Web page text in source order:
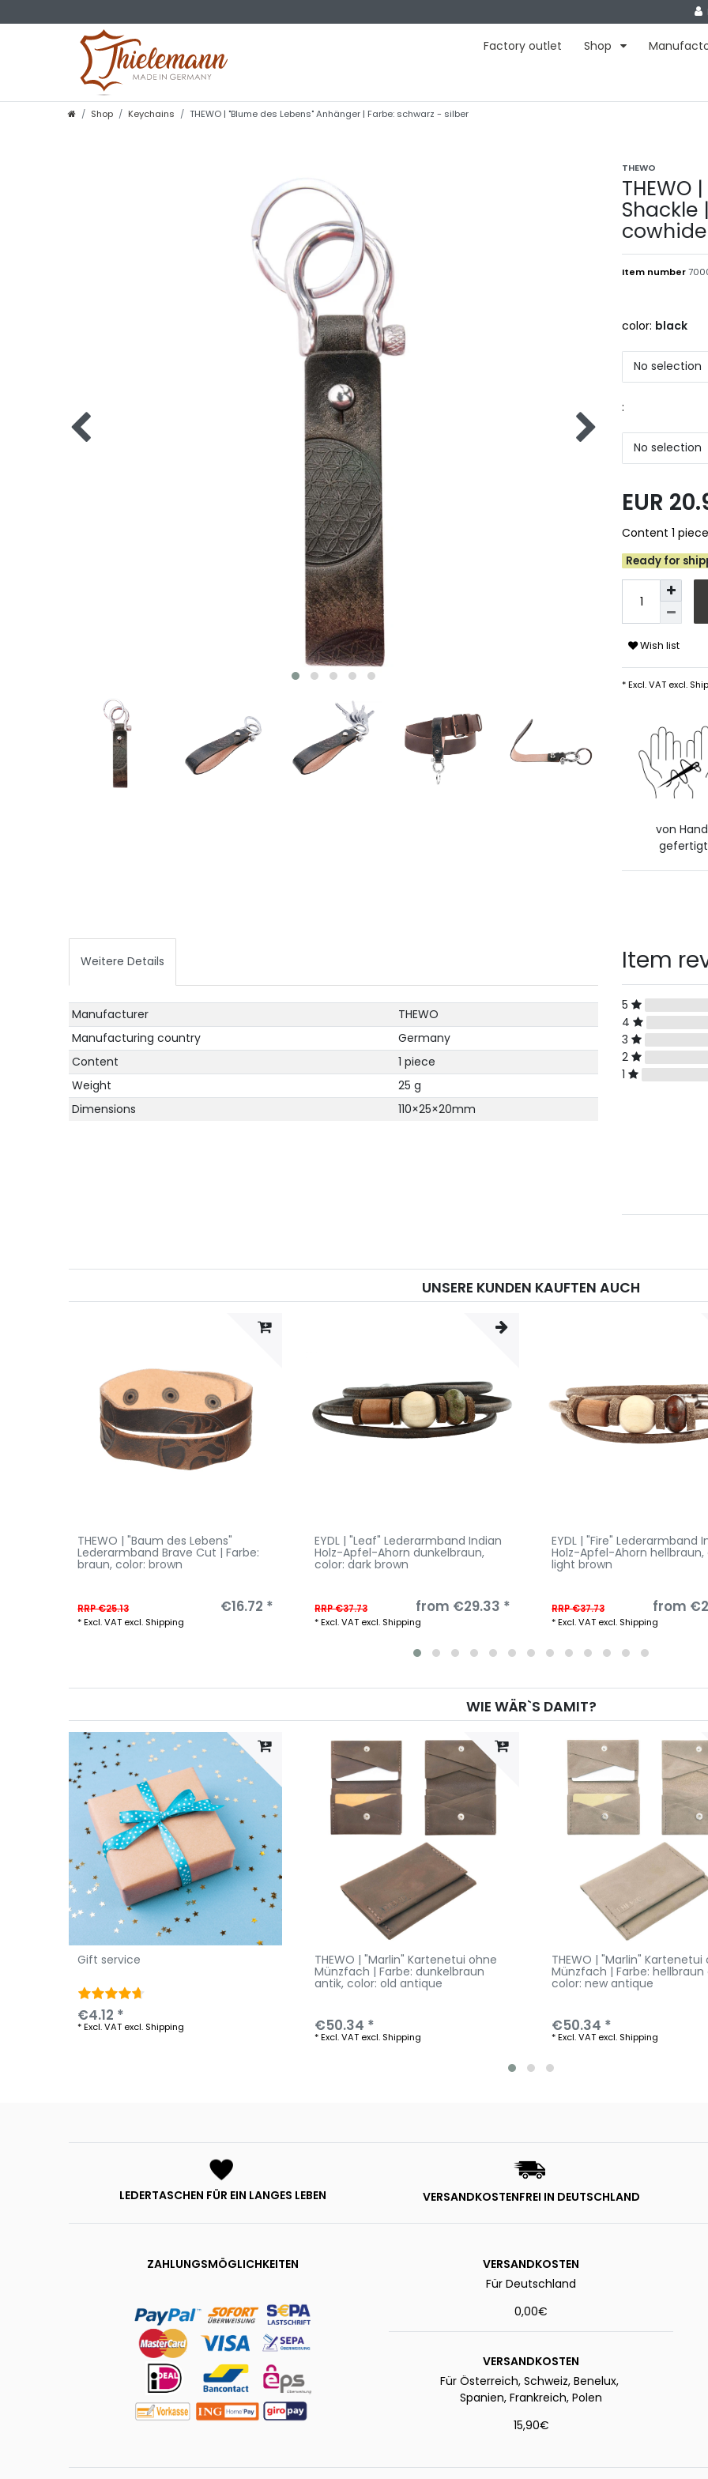
Factory outlet Shop
Shop Keychains THEWO | "Blume des Lebens" Anhänger | Farbe: schwarz - silber
THEWO
THEWO
Item number
color: black
No selection
:
No selection
EUR
Content 1 piece
Ready for
Wish list
* Excl. VAT excl.
von Hand
gefertigt
Weitere Details
Technical
characteristic
Value
Manufacturer
THEWO
Manufacturing country
Germany
Content
1 piece
Weight
25 g
Dimensions
110×25×20mm
Item
5
4
3
2
1
UNSERE KUNDEN KAUFTEN AUCH
THEWO | "Baum des Lebens"
Lederarmband Brave Cut | Farbe:
braun, color: brown
RRP €25.13 €16.72 *
*Excl. VAT excl. Shipping
EYDL | "Leaf" Lederarmband Indian
Holz-Apfel-Ahorn dunkelbraun,
color: dark brown
RRP €37.73 from €29.33 *
*Excl. VAT excl. Shipping
EYDL | "Fire" Lederarmband
Holz-Apfel-Ahorn hellbraun,
light brown
RRP €37.73 from
*Excl. VAT excl. Shipping
WIE WÄR`S DAMIT?
Gift service
€4.12 *
*Excl. VAT excl. Shipping
THEWO | "Marlin" Kartenetui ohne
Münzfach | Farbe: dunkelbraun
antik, color: old antique
€50.34 *
*Excl. VAT excl. Shipping
THEWO | "Marlin" Kartenetui
Münzfach | Farbe: hellbraun
color: new antique
€50.34 *
*Excl. VAT excl. Shipping
LEDERTASCHEN FÜR EIN LANGES LEBEN VERSANDKOSTENFREI IN DEUTSCHLAND
ZAHLUNGSMÖGLICHKEITEN
VERSANDKOSTEN
Für Deutschland
0,00€
VERSANDKOSTEN
Für Österreich, Schweiz, Benelux,
Spanien, Frankreich, Polen
15,90€